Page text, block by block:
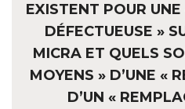
EXISTENT POUR
DÉFECTUEUSE »
MICRA ET QUELS
MOYENS » D’UNE «
D’UN «